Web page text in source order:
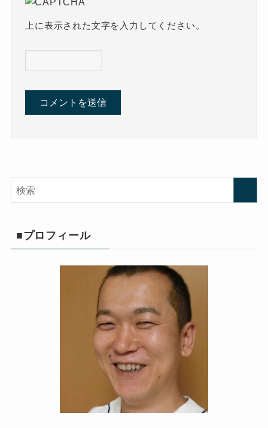
上に表示された文字を入力してください。
■プロフィール